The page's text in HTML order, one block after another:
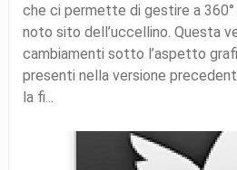
che ci permette di gestire a
noto sito dell’uccellino. Questa
cambiamenti sotto l’aspetto
presenti nella versione
la fi...